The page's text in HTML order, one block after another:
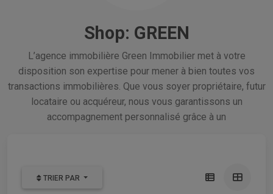
Shop: GREEN
L’agence immobilière Green Immobilier met à votre
disposition son expertise pour mener à bien toutes vos
transactions immobilières. Que vous soyer propriétaire, futur
locataire ou acquéreur, nous vous garantissons un
accompagnement personnalisé grâce à un
TRIER PAR